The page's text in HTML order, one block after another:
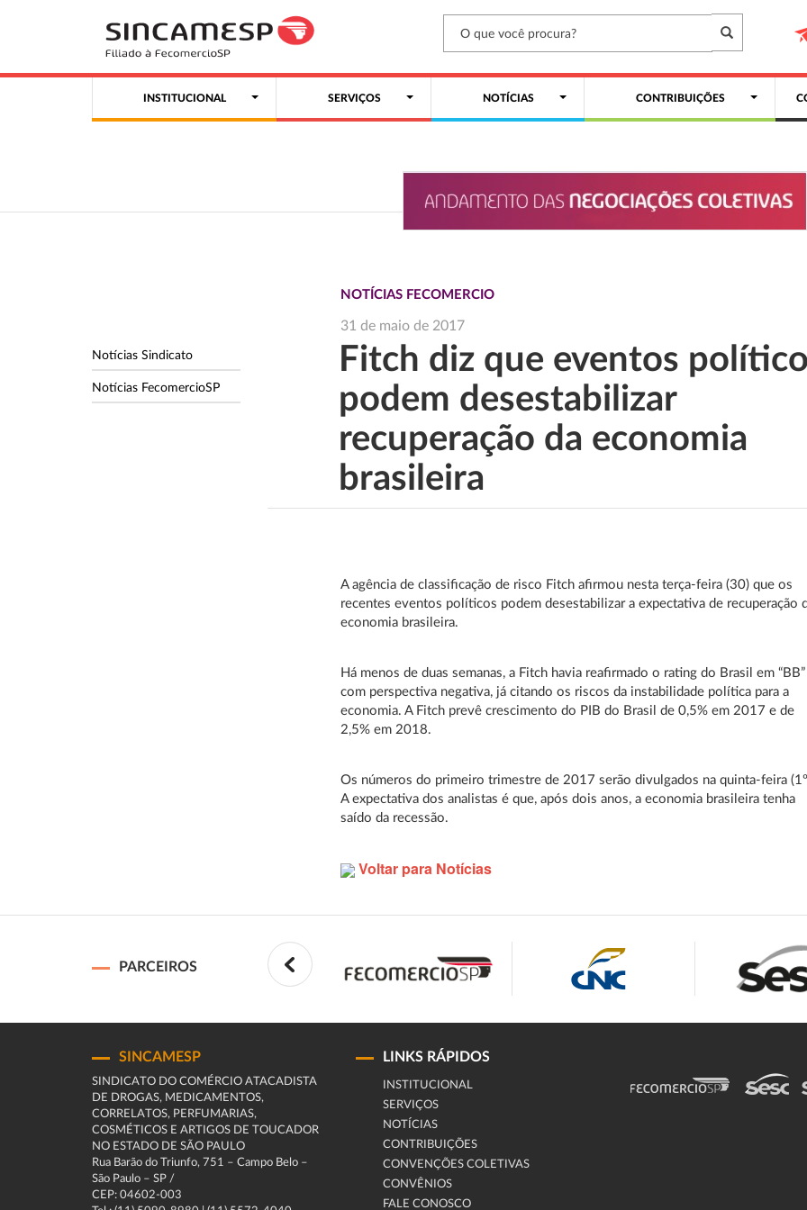
INSTITUCIONAL SERVIÇOS NOTÍCIAS CONTRIBUIÇÕES
Notícias Sindicato
Notícias FecomercioSP
NOTÍCIAS FECOMERCIO
31 de maio de 2017
Fitch diz que eventos
podem desestabilizar
recuperação da economia
brasileira
A agência de classificação de risco Fitch afirmou nesta terça-feira (30) que os
recentes eventos políticos podem desestabilizar a expectativa de recuperação
economia brasileira.
Há menos de duas semanas, a Fitch havia reafirmado o rating do Brasil em “BB”
com perspectiva negativa, já citando os riscos da instabilidade política para a
economia. A Fitch prevê crescimento do PIB do Brasil de 0,5% em 2017 e de
2,5% em 2018.
Os números do primeiro trimestre de 2017 serão divulgados na quinta-feira
A expectativa dos analistas é que, após dois anos, a economia brasileira tenha
saído da recessão.
Voltar para Notícias
PARCEIROS
SINCAMESP
SINDICATO DO COMÉRCIO ATACADISTA
DE DROGAS, MEDICAMENTOS,
CORRELATOS, PERFUMARIAS,
COSMÉTICOS E ARTIGOS DE TOUCADOR
NO ESTADO DE SÃO PAULO
Rua Barão do Triunfo, 751 – Campo Belo –
São Paulo – SP /
CEP: 04602-003
LINKS RÁPIDOS
INSTITUCIONAL
SERVIÇOS
NOTÍCIAS
CONTRIBUIÇÕES
CONVENÇÕES COLETIVAS
CONVÊNIOS
FALE CONOSCO